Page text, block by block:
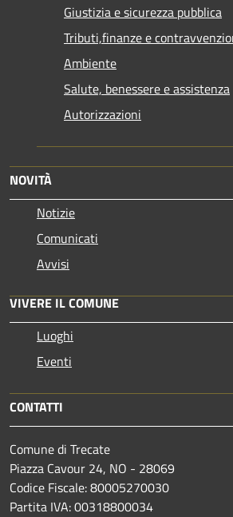
Giustizia e sicurezza pubblica
Tributi,finanze e
Ambiente
Salute, benessere e assistenza
Autorizzazioni
NOVITÀ
Notizie
Comunicati
Avvisi
VIVERE IL COMUNE
Luoghi
Eventi
CONTATTI
Comune di Trecate
Piazza Cavour 24, NO - 28069
Codice Fiscale: 80005270030
Partita IVA: 00318800034